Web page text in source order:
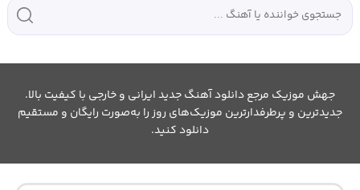
جهش موزیک مرجع دانلود آهنگ جدید ایرانی و خارجی با کیفیت بالا.
جدیدترین و پرطرفدارترین موزیک‌های روز را به‌صورت رایگان و مستقیم
دانلود کنید.